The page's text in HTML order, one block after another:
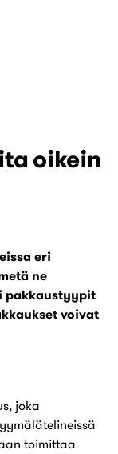
oikein
eri
ne
pakkaustyypit
voivat
joka
toimittaa